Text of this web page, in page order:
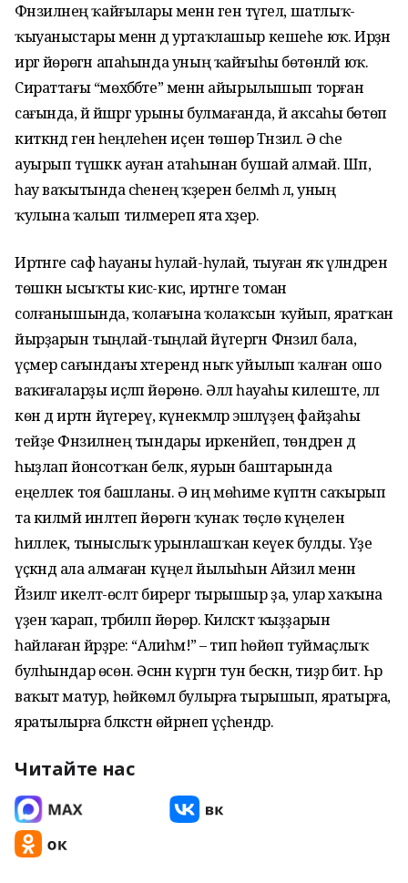
Фәнзиләнең ҡайғылары менән генә түгел, шатлыҡ-
ҡыуаныстары менән дә уртаҡлашыр кешеһе юҡ. Ирҙән
иргә йөрөгән апаһында уның ҡайғыһы бөтөнләй юҡ.
Сираттағы “мөхәббәте” менән айырылышып торған
сағында, йә йәшәргә урыны булмағанда, йә аҡсаһы бөтөп
киткәндә генә һеңлеһен иҫенә төшөрә Тәнзилә. Ә әсәһе
ауырып түшәккә ауған атаһынан бушай алмай. Шәп,
һау ваҡытында әсәһенең ҡәҙерен белмәһә лә, уның
ҡулына ҡалып тилмереп ята хәҙер.
Иртәнге саф һауаны һулай-һулай, тыуған яҡ үләндәренә
төшкән ысыҡты кисә-кисә, иртәнге томан
солғанышында, ҡолағына ҡолаҡсын ҡуйып, яратҡан
йырҙарын тыңлай-тыңлай йүгергән Фәнзилә бала,
үҫмер сағындағы хәтерендә ныҡ уйылып ҡалған ошо
ваҡиғаларҙы иҫләп йөрөнө. Әллә һауаһы килеште, әллә
көн дә иртән йүгереү, күнекмәләр эшләүҙең файҙаһы
тейҙе Фәнзиләнең тындары иркенәйеп, төндәрен дә
һыҙлап йонсотҡан беләк, яурын баштарында
еңеллек тоя башланы. Ә иң мөһиме күптән саҡырып
та килмәй инәлтеп йөрөгән ҡунаҡ төҫлө күңеленә
һиллек, тыныслыҡ урынлашҡан кеүек булды. Үҙе
үҫкәндә ала алмаған күңел йылыһын Айзилә менән
Йәзиләгә икеләтә-өсләтә бирергә тырышыр ҙа, улар хаҡына
үҙен ҡарап, тәрбиәләп йөрөр. Киләсәктә ҡыҙҙарын
һайлаған йәрҙәре: “Алиһәм!” – тип һөйөп туймаҫлыҡ
булһындар өсөн. Әсәнән күргән тун бескән, тиҙәр бит. Һәр
ваҡыт матур, һөйкөмлә булырға тырышып, яратырға,
яратылырға бәләкәстән өйрәнеп үҫһендәр.
Читайте нас